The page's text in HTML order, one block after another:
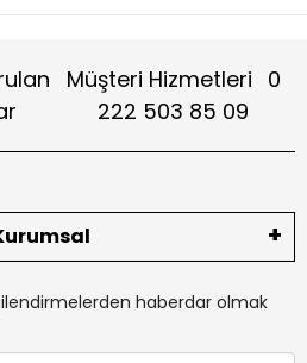
Müşteri Hizmetleri 0
222 503 85 09
haberdar olmak